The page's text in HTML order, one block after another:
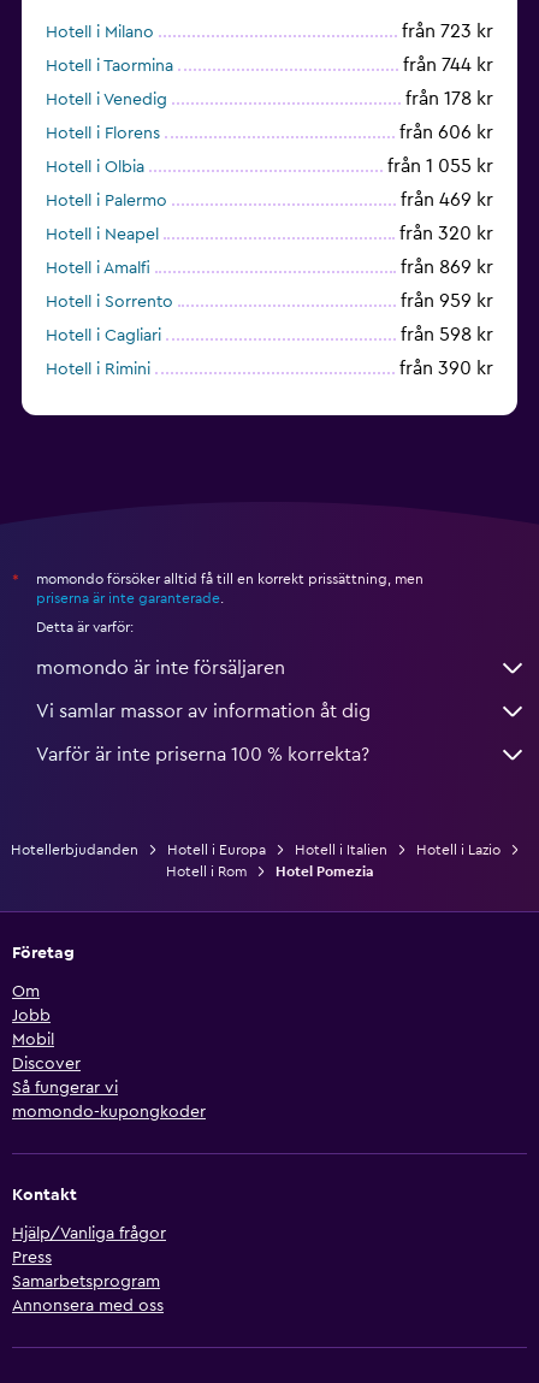
Hotell i Milano från 723 kr
Hotell i Taormina från 744 kr
Hotell i Venedig från 178 kr
Hotell i Florens från 606 kr
Hotell i Olbia från 1 055 kr
Hotell i Palermo från 469 kr
Hotell i Neapel från 320 kr
Hotell i Amalfi från 869 kr
Hotell i Sorrento från 959 kr
Hotell i Cagliari från 598 kr
Hotell i Rimini från 390 kr
*
momondo försöker alltid få till en korrekt prissättning, men
priserna är inte garanterade
Detta är varför:
momondo är inte försäljaren
Vi samlar massor av information åt dig
Varför är inte priserna 100 % korrekta?
Hotellerbjudanden Hotell i Europa Hotell i Italien
Hotell i Lazio
Hotell i Rom
Hotel Pomezia
Företag
Om
Jobb
Mobil
Discover
Så fungerar vi
momondo-kupongkoder
Kontakt
Hjälp/Vanliga frågor
Press
Samarbetsprogram
Annonsera med oss